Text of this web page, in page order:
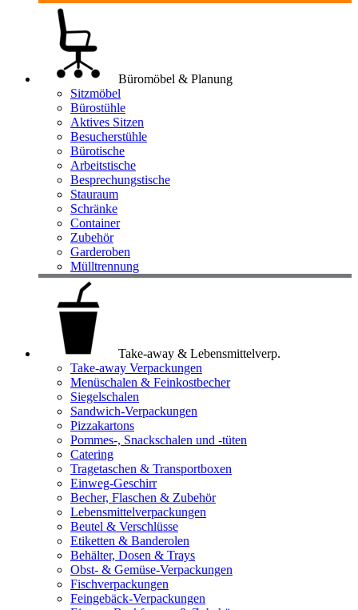
Büromöbel & Planung
Sitzmöbel
Bürostühle
Aktives Sitzen
Besucherstühle
Bürotische
Arbeitstische
Besprechungstische
Stauraum
Schränke
Container
Zubehör
Garderoben
Mülltrennung
Take-away & Lebensmittelverp.
Take-away Verpackungen
Menüschalen & Feinkostbecher
Siegelschalen
Sandwich-Verpackungen
Pizzakartons
Pommes-, Snackschalen und -tüten
Catering
Tragetaschen & Transportboxen
Einweg-Geschirr
Becher, Flaschen & Zubehör
Lebensmittelverpackungen
Beutel & Verschlüsse
Etiketten & Banderolen
Behälter, Dosen & Trays
Obst- & Gemüse-Verpackungen
Fischverpackungen
Feingebäck-Verpackungen